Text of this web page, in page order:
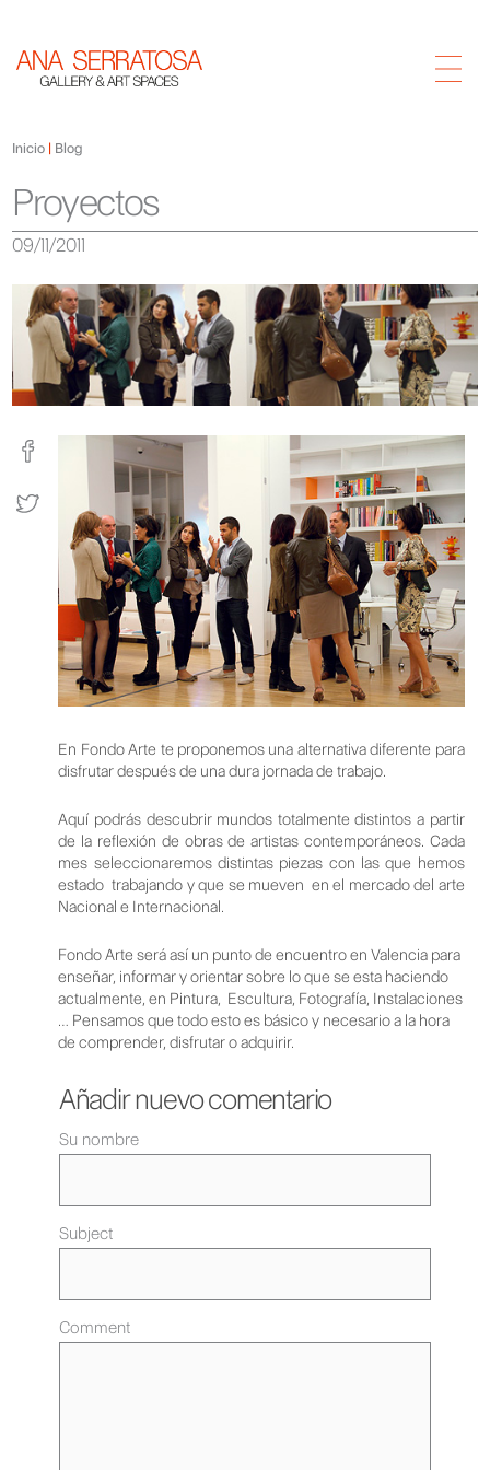
Inicio Blog
Proyectos
09/11/2011
En Fondo Arte te proponemos una alternativa diferente para
disfrutar después de una dura jornada de trabajo.
Aquí podrás descubrir mundos totalmente distintos a partir
de la reflexión de obras de artistas contemporáneos. Cada
mes seleccionaremos distintas piezas con las que hemos
estado trabajando y que se mueven en el mercado del arte
Nacional e Internacional.
Fondo Arte será así un punto de encuentro en Valencia para
enseñar, informar y orientar sobre lo que se esta haciendo
actualmente, en Pintura, Escultura, Fotografía, Instalaciones
… Pensamos que todo esto es básico y necesario a la hora
de comprender, disfrutar o adquirir.
Añadir nuevo comentario
Su nombre
Subject
Comment